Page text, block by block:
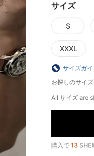
サイズ
S
XXXL
サイズガイ
お探しのサイ
All サイズ are
購入で 13